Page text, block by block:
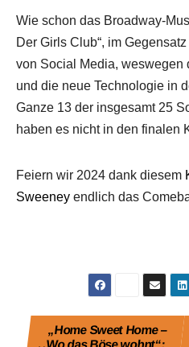
Wie schon das Broadway-
Der Girls Club“, im
von Social Media, weswegen
und die neue Technologie in
Ganze 13 der insgesamt 25
haben es nicht in den finalen
Feiern wir 2024 dank diesem
Sweeney endlich das
„Home Sweet Home –